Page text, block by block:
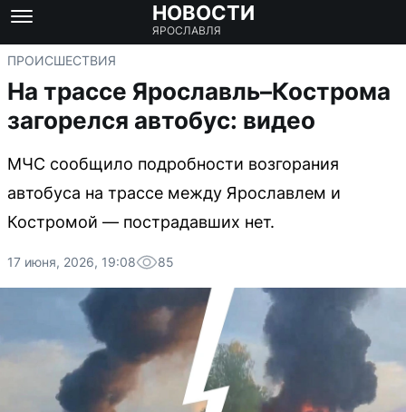
НОВОСТИ
ЯРОСЛАВЛЯ
ПРОИСШЕСТВИЯ
На трассе Ярославль–Кострома
загорелся автобус: видео
МЧС сообщило подробности возгорания
автобуса на трассе между Ярославлем и
Костромой — пострадавших нет.
17 июня, 2026, 19:08 85